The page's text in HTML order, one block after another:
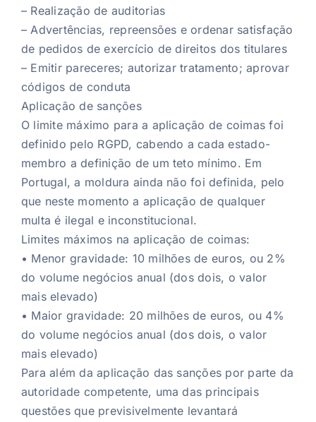
– Realização de auditorias
– Advertências, repreensões e ordenar satisfação
de pedidos de exercício de direitos dos titulares
– Emitir pareceres; autorizar tratamento; aprovar
códigos de conduta
Aplicação de sanções
O limite máximo para a aplicação de coimas foi
definido pelo RGPD, cabendo a cada estado-
membro a definição de um teto mínimo. Em
Portugal, a moldura ainda não foi definida, pelo
que neste momento a aplicação de qualquer
multa é ilegal e inconstitucional.
Limites máximos na aplicação de coimas:
• Menor gravidade: 10 milhões de euros, ou 2%
do volume negócios anual (dos dois, o valor
mais elevado)
• Maior gravidade: 20 milhões de euros, ou 4%
do volume negócios anual (dos dois, o valor
mais elevado)
Para além da aplicação das sanções por parte da
autoridade competente, uma das principais
questões que previsivelmente levantará